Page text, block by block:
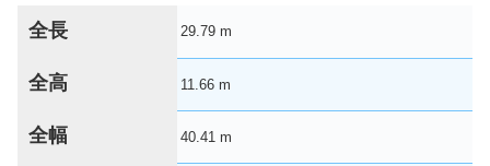
全長 29.79 m
全高 11.66 m
全幅 40.41 m